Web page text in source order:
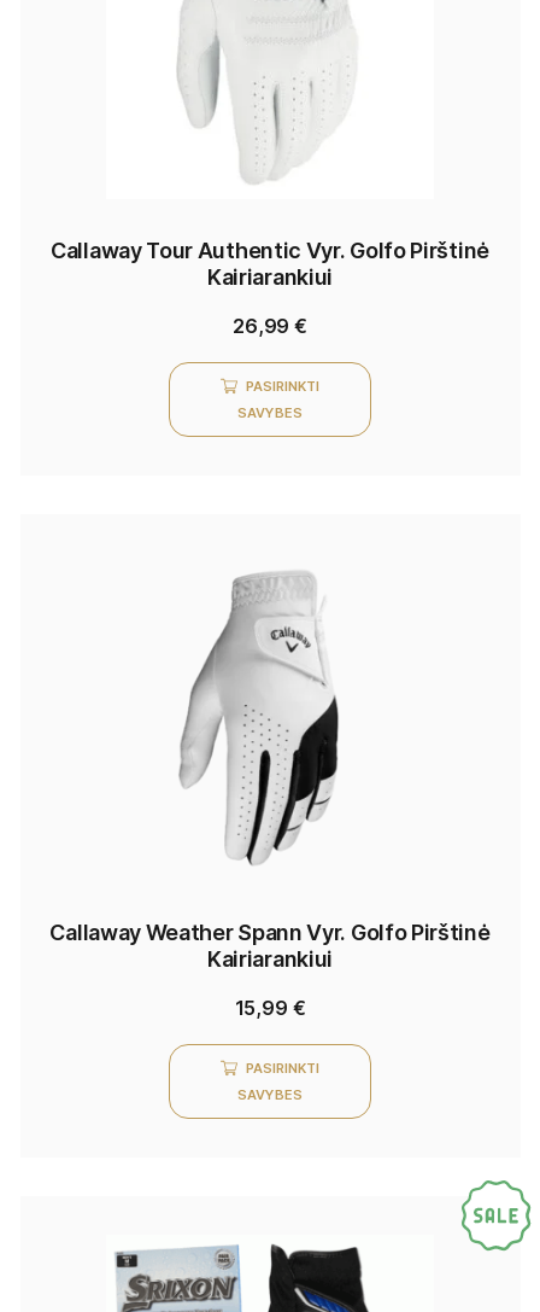
Callaway Tour Authentic Vyr. Golfo Pirštinė
Kairiarankiui
26,99€
PASIRINKTI
SAVYBES
Callaway Weather Spann Vyr. Golfo Pirštinė
Kairiarankiui
15,99 €
PASIRINKTI
SAVYBES